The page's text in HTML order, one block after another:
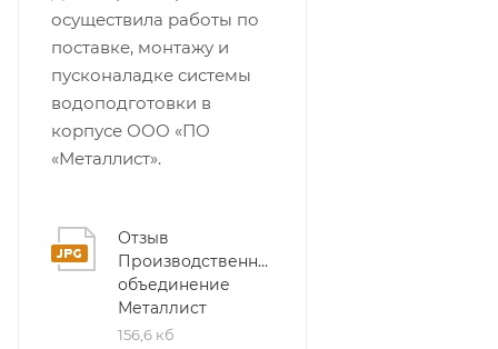
осуществила работы по
поставке, монтажу и
пусконаладке системы
водоподготовки в
корпусе ООО «ПО
«Металлист».
Отзыв
Производственное
объединение
Металлист
156,6 кб